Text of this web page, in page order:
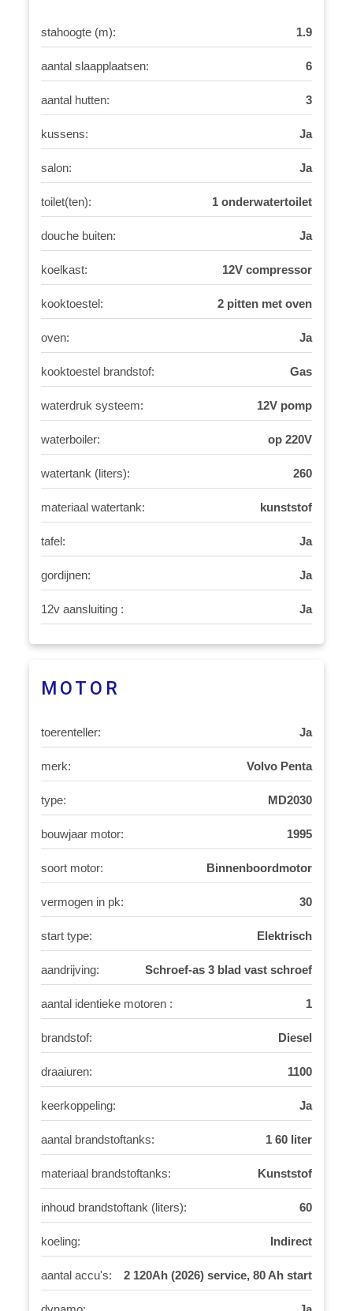
stahoogte (m): 1.9
aantal slaapplaatsen: 6
aantal hutten: 3
kussens: Ja
salon: Ja
toilet(ten): 1 onderwatertoilet
douche buiten: Ja
koelkast: 12V compressor
kooktoestel: 2 pitten met oven
oven: Ja
kooktoestel brandstof: Gas
waterdruk systeem: 12V pomp
waterboiler: op 220V
watertank (liters): 260
materiaal watertank: kunststof
tafel: Ja
gordijnen: Ja
12v aansluiting : Ja
MOTOR
toerenteller: Ja
merk: Volvo Penta
type: MD2030
bouwjaar motor: 1995
soort motor: Binnenboordmotor
vermogen in pk: 30
start type: Elektrisch
aandrijving: Schroef-as 3 blad vast schroef
aantal identieke motoren : 1
brandstof: Diesel
draaiuren: 1100
keerkoppeling: Ja
aantal brandstoftanks: 1 60 liter
materiaal brandstoftanks: Kunststof
inhoud brandstoftank (liters): 60
koeling: Indirect
aantal accu's: 2 120Ah (2026) service, 80 Ah start